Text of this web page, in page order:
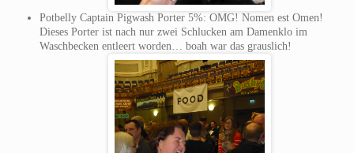
Potbelly Captain Pigwash Porter 5%: OMG! Nomen est Omen!
Dieses Porter ist nach nur zwei Schlucken am Damenklo im
Waschbecken entleert worden… boah war das grauslich!